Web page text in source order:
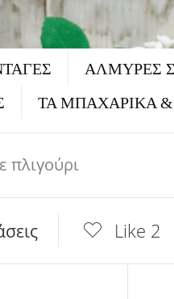
ΑΛΜΥΡΕΣ
ΤΑ ΜΠΑΧΑΡΙΚΑ
πλιγούρι
Like 2